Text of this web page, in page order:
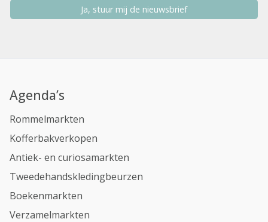
Ja, stuur mij de nieuwsbrief
Agenda’s
Rommelmarkten
Kofferbakverkopen
Antiek- en curiosamarkten
Tweedehandskledingbeurzen
Boekenmarkten
Verzamelmarkten